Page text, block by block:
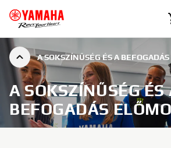
A SOKSZÍNŰSÉG ÉS A
A SOKSZÍNŰSÉG ÉS
BEFOGADÁS